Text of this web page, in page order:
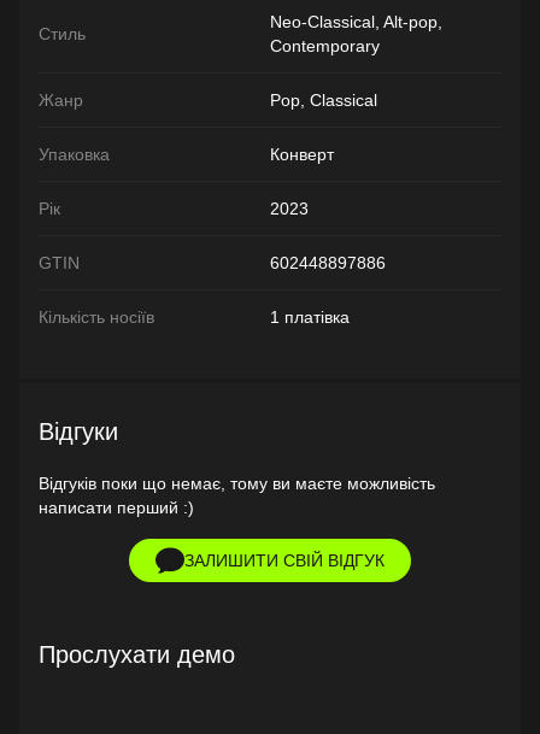
Стиль
Neo-Classical, Alt-pop,
Contemporary
Жанр Pop, Classical
Упаковка Конверт
Рік 2023
GTIN 602448897886
Кількість носіїв 1 платівка
Відгуки
Відгуків поки що немає, тому ви маєте можливість
написати перший :)
ЗАЛИШИТИ СВІЙ ВІДГУК
Прослухати демо